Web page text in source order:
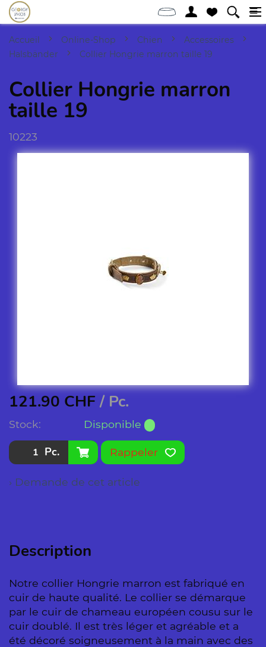
Accueil Online-Shop Chien
Accessoires
Halsbänder
Collier Hongrie marron taille 19
Collier Hongrie marron
taille 19
10223
121.90 CHF/ Pc.
Stock: Disponible
Pc. Rappeler
› Demande de cet article
Description
Notre collier Hongrie marron est fabriqué en
cuir de haute qualité. Le collier se démarque
par le cuir de chameau européen cousu sur le
cuir doublé. Il est très léger et agréable et a
été décoré soigneusement à la main avec des